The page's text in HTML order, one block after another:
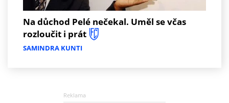
Na důchod Pelé nečekal. Uměl se včas
rozloučit i prát
SAMINDRA KUNTI